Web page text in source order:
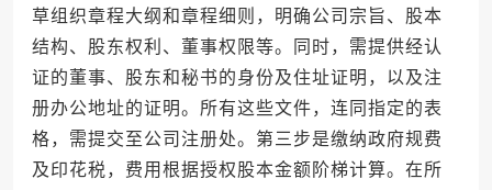
草组织章程大纲和章程细则，明确公司宗旨、股本
结构、股东权利、董事权限等。同时，需提供经认
证的董事、股东和秘书的身份及住址证明，以及注
册办公地址的证明。所有这些文件，连同指定的表
格，需提交至公司注册处。第三步是缴纳政府规费
及印花税，费用根据授权股本金额阶梯计算。在所